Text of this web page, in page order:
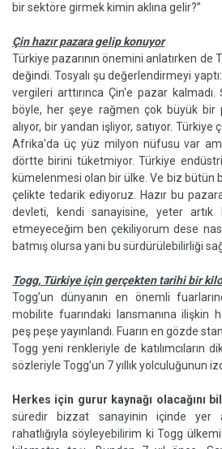
bir sektöre girmek kimin aklına gelir?”
Çin hazır pazara gelip konuyor
Türkiye pazarının önemini anla­tırken de
değindi. Tosyalı şu değerlendir­meyi
vergileri arttırınca Çin'e pazar
böyle, her şeye rağmen çok büyük bir
alıyor, bir yandan işliyor, satıyor.
Afri­ka'da üç yüz milyon nüfusu var
dörtte bi­rini tüketmiyor. Türkiye
kümelen­mesi olan bir ülke. Ve biz bütün
çelikte te­darik ediyoruz. Hazır bu
devleti, ken­di sanayisine, yeter artık
etmeyeceğim ben çe­kiliyorum dese
batmış olursa yani bu sür­dürülebilirliği
Togg, Türkiye için gerçekten tarihi bir
Togg’un dünyanın en önemli
mobilite fuarındaki lansmanına ilişkin
peş peşe yayınlandı. Fuarın en gözde
Togg yeni renkleriyle de katılımcıların
sözleriyle Togg’un 7 yıllık yolculuğunun
Herkes için gurur kaynağı olacağını
süredir bizzat sanayinin içinde yer
rahatlığıyla söyleyebilirim ki Togg